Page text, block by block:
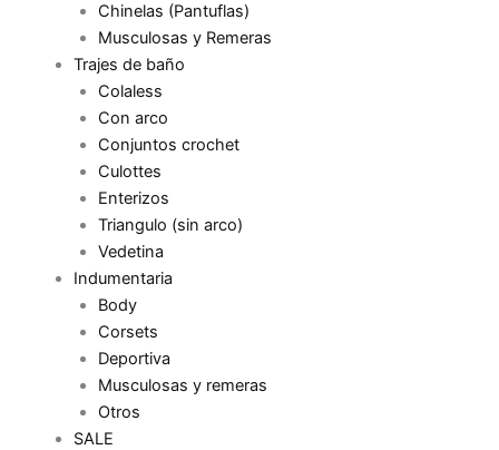
Chinelas (Pantuflas)
Musculosas y Remeras
Trajes de baño
Colaless
Con arco
Conjuntos crochet
Culottes
Enterizos
Triangulo (sin arco)
Vedetina
Indumentaria
Body
Corsets
Deportiva
Musculosas y remeras
Otros
SALE